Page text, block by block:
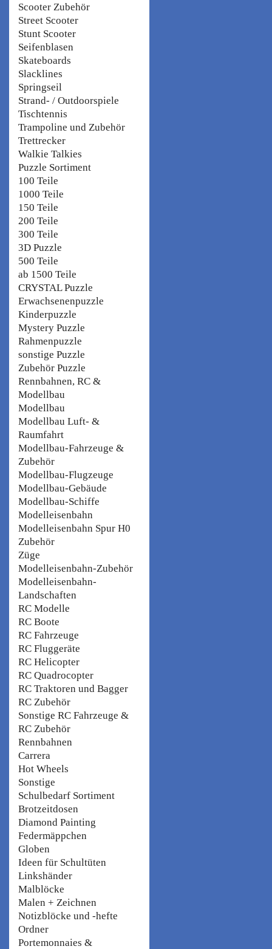
Scooter Zubehör
Street Scooter
Stunt Scooter
Seifenblasen
Skateboards
Slacklines
Springseil
Strand- / Outdoorspiele
Tischtennis
Trampoline und Zubehör
Trettrecker
Walkie Talkies
Puzzle Sortiment
100 Teile
1000 Teile
150 Teile
200 Teile
300 Teile
3D Puzzle
500 Teile
ab 1500 Teile
CRYSTAL Puzzle
Erwachsenenpuzzle
Kinderpuzzle
Mystery Puzzle
Rahmenpuzzle
sonstige Puzzle
Zubehör Puzzle
Rennbahnen, RC &
Modellbau
Modellbau
Modellbau Luft- &
Raumfahrt
Modellbau-Fahrzeuge &
Zubehör
Modellbau-Flugzeuge
Modellbau-Gebäude
Modellbau-Schiffe
Modelleisenbahn
Modelleisenbahn Spur H0
Zubehör
Züge
Modelleisenbahn-Zubehör
Modelleisenbahn-
Landschaften
RC Modelle
RC Boote
RC Fahrzeuge
RC Fluggeräte
RC Helicopter
RC Quadrocopter
RC Traktoren und Bagger
RC Zubehör
Sonstige RC Fahrzeuge &
RC Zubehör
Rennbahnen
Carrera
Hot Wheels
Sonstige
Schulbedarf Sortiment
Brotzeitdosen
Diamond Painting
Federmäppchen
Globen
Ideen für Schultüten
Linkshänder
Malblöcke
Malen + Zeichnen
Notizblöcke und -hefte
Ordner
Portemonnaies &